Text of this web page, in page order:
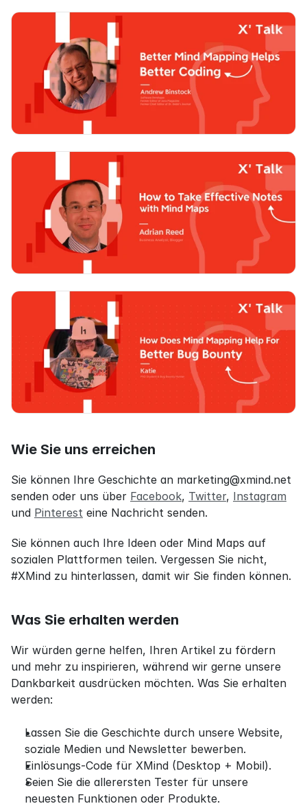
Wie Sie uns erreichen
Sie können Ihre Geschichte an marketing@xmind.net
senden oder uns über Facebook, Twitter, Instagram
und Pinterest eine Nachricht senden.
Sie können auch Ihre Ideen oder Mind Maps auf
sozialen Plattformen teilen. Vergessen Sie nicht,
#XMind zu hinterlassen, damit wir Sie finden können.
Was Sie erhalten werden
Wir würden gerne helfen, Ihren Artikel zu fördern
und mehr zu inspirieren, während wir gerne unsere
Dankbarkeit ausdrücken möchten. Was Sie erhalten
werden:
Lassen Sie die Geschichte durch unsere Website,
soziale Medien und Newsletter bewerben.
Einlösungs-Code für XMind (Desktop + Mobil).
Seien Sie die allerersten Tester für unsere
neuesten Funktionen oder Produkte.